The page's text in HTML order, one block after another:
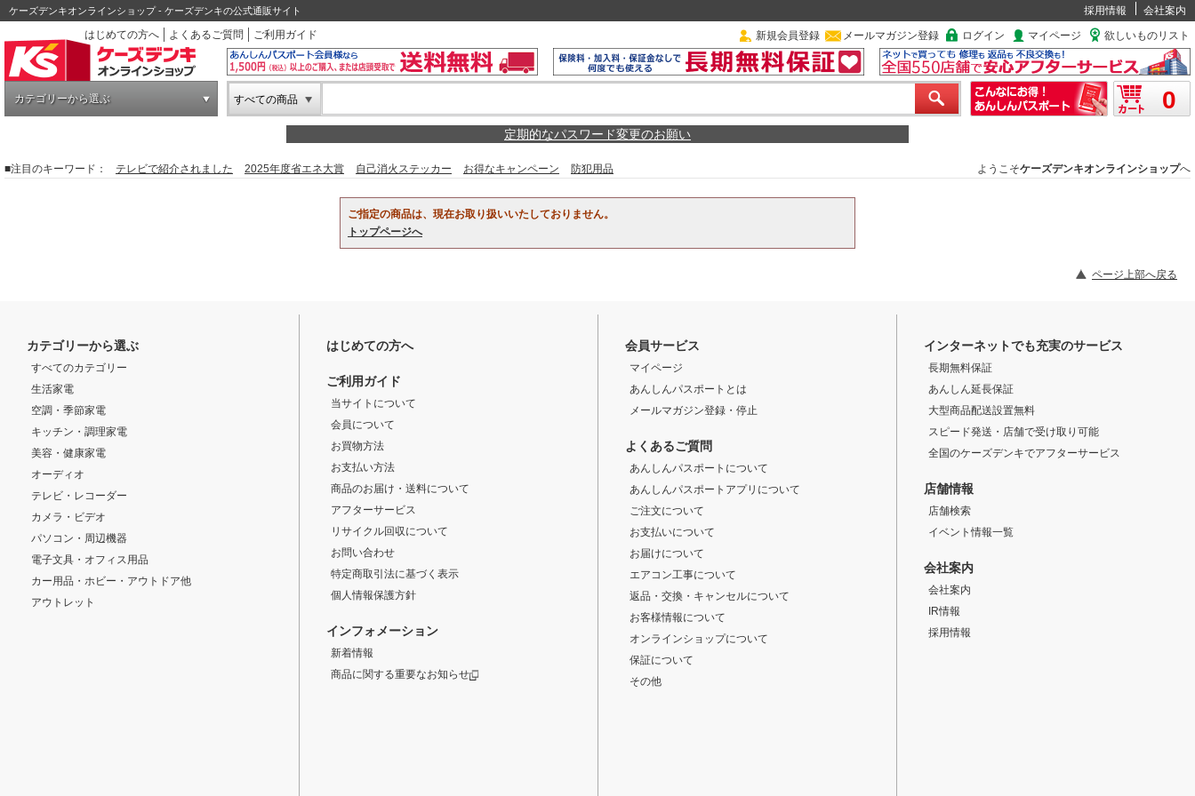
ケーズデンキオンラインショップ - ケーズデンキの公式通販サイト 採用情報
会社案内
はじめての方へ
よくあるご質問 ご利用ガイド 新規会員登録 メールマガジン登録 ログイン マイページ 欲しいものリスト
カテゴリーから選ぶ すべての商品 0
定期的なパスワード変更のお願い
■注目のキーワード： テレビで紹介されました 2025年度省エネ大賞 自己消火ステッカー お得なキャンペーン 防犯用品 ようこそケーズデンキオンラインショップへ
ご指定の商品は、現在お取り扱いいたしておりません。
トップページへ
ページ上部へ戻る
カテゴリーから選ぶ
すべてのカテゴリー
生活家電
空調・季節家電
キッチン・調理家電
美容・健康家電
オーディオ
テレビ・レコーダー
カメラ・ビデオ
パソコン・周辺機器
電子文具・オフィス用品
カー用品・ホビー・アウトドア他
アウトレット
はじめての方へ
ご利用ガイド
当サイトについて
会員について
お買物方法
お支払い方法
商品のお届け・送料について
アフターサービス
リサイクル回収について
お問い合わせ
特定商取引法に基づく表示
個人情報保護方針
インフォメーション
新着情報
商品に関する重要なお知らせ
会員サービス
マイページ
あんしんパスポートとは
メールマガジン登録・停止
よくあるご質問
あんしんパスポートについて
あんしんパスポートアプリについて
ご注文について
お支払いについて
お届けについて
エアコン工事について
返品・交換・キャンセルについて
お客様情報について
オンラインショップについて
保証について
その他
インターネットでも充実のサービス
長期無料保証
あんしん延長保証
大型商品配送設置無料
スピード発送・店舗で受け取り可能
全国のケーズデンキでアフターサービス
店舗情報
店舗検索
イベント情報一覧
会社案内
会社案内
IR情報
採用情報